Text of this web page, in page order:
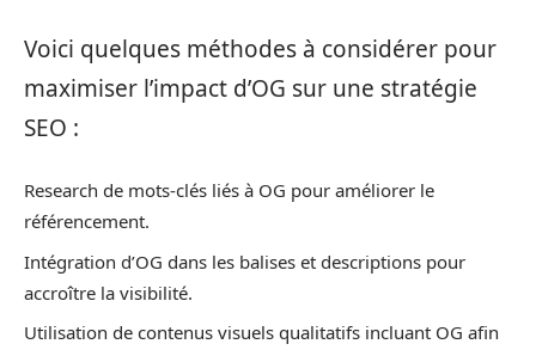
Voici quelques méthodes à considérer pour
maximiser l’impact d’OG sur une stratégie
SEO :
Research de mots-clés liés à OG pour améliorer le
référencement.
Intégration d’OG dans les balises et descriptions pour
accroître la visibilité.
Utilisation de contenus visuels qualitatifs incluant OG afin